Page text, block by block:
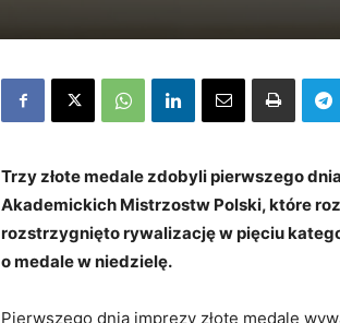
Trzy złote medale zdobyli pierwszego
Akademickich Mistrzostw Polski, które
rozstrzygnięto rywalizację w pięciu
o medale w niedzielę.
Pierwszego dnia imprezy złote medale